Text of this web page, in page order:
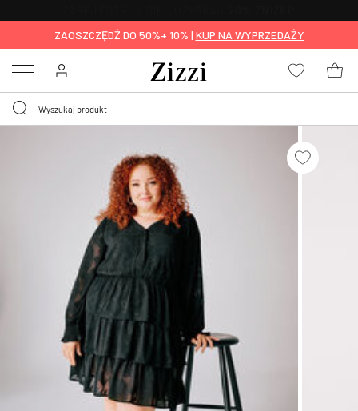
ZAOSZCZĘDŹ DO 50%+ 10% | KUP NA WYPRZEDAŻY
Menu